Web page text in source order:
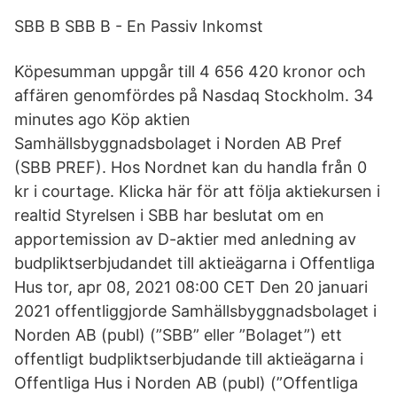
SBB B SBB B - En Passiv Inkomst
Köpesumman uppgår till 4 656 420 kronor och
affären genomfördes på Nasdaq Stockholm. 34
minutes ago Köp aktien
Samhällsbyggnadsbolaget i Norden AB Pref
(SBB PREF). Hos Nordnet kan du handla från 0
kr i courtage. Klicka här för att följa aktiekursen i
realtid Styrelsen i SBB har beslutat om en
apportemission av D-aktier med anledning av
budpliktserbjudandet till aktieägarna i Offentliga
Hus tor, apr 08, 2021 08:00 CET Den 20 januari
2021 offentliggjorde Samhällsbyggnadsbolaget i
Norden AB (publ) (”SBB” eller ”Bolaget”) ett
offentligt budpliktserbjudande till aktieägarna i
Offentliga Hus i Norden AB (publ) (”Offentliga